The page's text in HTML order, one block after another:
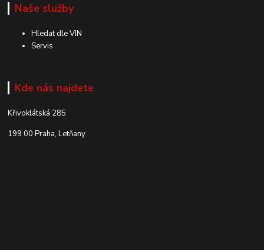
Naše služby
Hledat dle VIN
Servis
Kde nás najdete
Křivoklátská 285
199 00 Praha, Letňany